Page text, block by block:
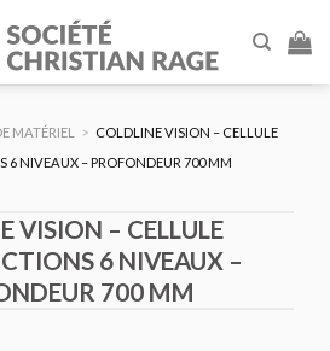
MATÉRIEL > COLDLINE VISION – CELLULE
6 NIVEAUX – PROFONDEUR 700 MM
VISION – CELLULE
6 NIVEAUX –
700 MM